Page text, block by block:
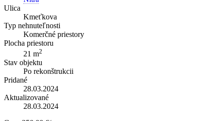
Ulica
Kmeťkova
Typ nehnuteľnosti
Komerčné priestory
Plocha priestoru
21 m2
Stav objektu
Po rekonštrukcii
Pridané
28.03.2024
Aktualizované
28.03.2024